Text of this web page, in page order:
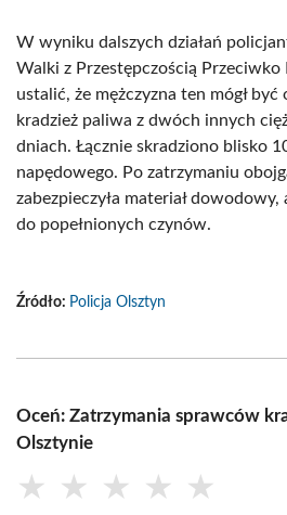
W wyniku dalszych działań
Walki z Przestępczością Przeciwko
ustalić, że mężczyzna ten mógł
kradzież paliwa z dwóch innych
dniach. Łącznie skradziono blisko
napędowego. Po zatrzymaniu
zabezpieczyła materiał dowodowy,
do popełnionych czynów.
Źródło: Policja Olsztyn
Oceń: Zatrzymania sprawców
Olsztynie
★ ★ ★ ★ ★